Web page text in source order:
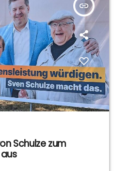
insert_link
Schulze zum